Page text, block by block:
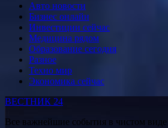
Авто новости
Бизнес онлайн
Инвестиции сейчас
Медицина рядом
Образование сегодня
Разное
Техно мир
Экономика сейчас
ВЕСТНИК 24
Все важнейшие события в чистом виде